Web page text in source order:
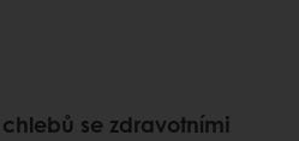
se zdravotními